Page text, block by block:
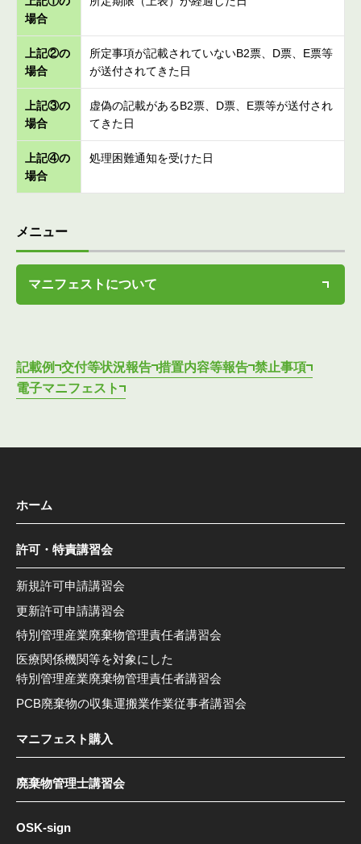
場合
上記②の
場合
所定事項が記載されていないB2票、D票、E票等
が送付されてきた日
上記③の
場合
虚偽の記載があるB2票、D票、E票等が送付され
てきた日
上記④の
場合
処理困難通知を受けた日
メニュー
マニフェストについて
記載例 交付等状況報告 措置内容等報告 禁止事項
電子マニフェスト
ホーム
許可・特責講習会
新規許可申請講習会
更新許可申請講習会
特別管理産業廃棄物管理責任者講習会
医療関係機関等を対象にした
特別管理産業廃棄物管理責任者講習会
PCB廃棄物の収集運搬業作業従事者講習会
マニフェスト購入
廃棄物管理士講習会
OSK-sign